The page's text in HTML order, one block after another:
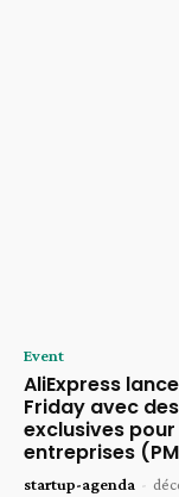
Event
AliExpress
Friday avec
exclusives
entreprises
startup-agenda -